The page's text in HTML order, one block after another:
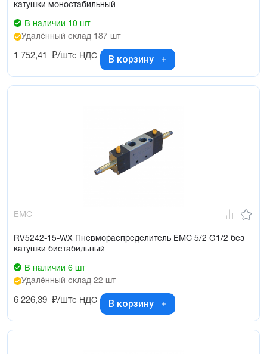
катушки моностабильный
В наличии 10 шт
Удалённый склад 187 шт
1 752,41 ₽/штс НДС В корзину
EMC
RV5242-15-WX Пневмораспределитель EMC 5/2 G1/2 без
катушки бистабильный
В наличии 6 шт
Удалённый склад 22 шт
6 226,39 ₽/штс НДС В корзину